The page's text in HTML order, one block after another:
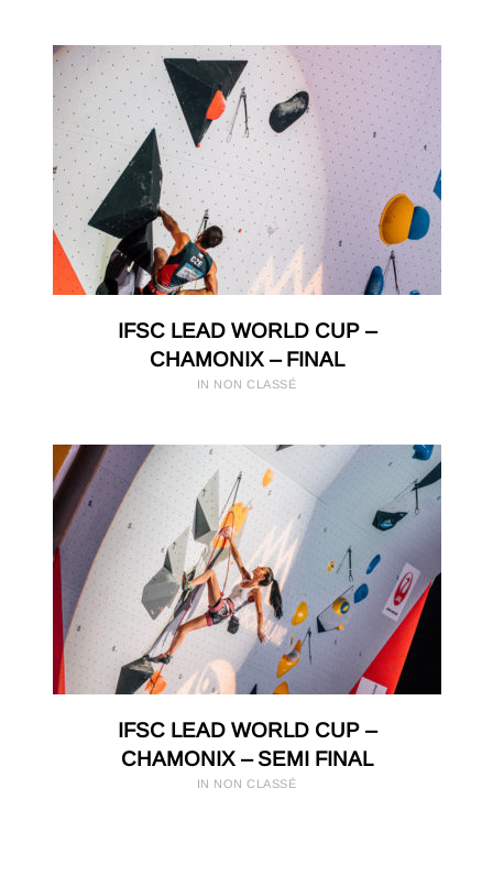
IFSC LEAD WORLD CUP –
CHAMONIX – FINAL
IN NON CLASSÉ
IFSC LEAD WORLD CUP –
CHAMONIX – SEMI FINAL
IN NON CLASSÉ